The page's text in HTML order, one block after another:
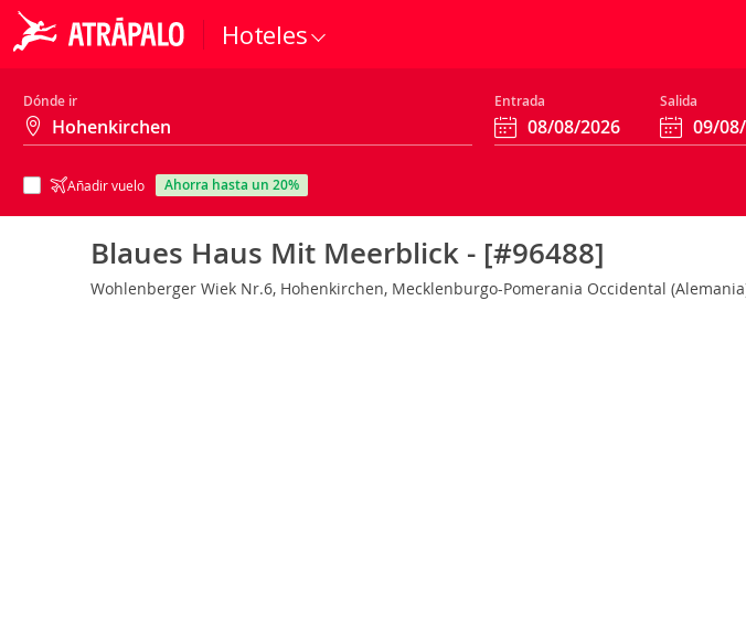
Hoteles
Dónde ir Entrada Salida
Añadir vuelo ahorra hasta un 20%
Blaues Haus Mit Meerblick - [#96488]
Wohlenberger Wiek Nr.6, Hohenkirchen, Mecklenburgo-Pomerania Occidental